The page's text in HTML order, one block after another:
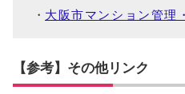
大阪市マンション管理
【参考】その他リンク